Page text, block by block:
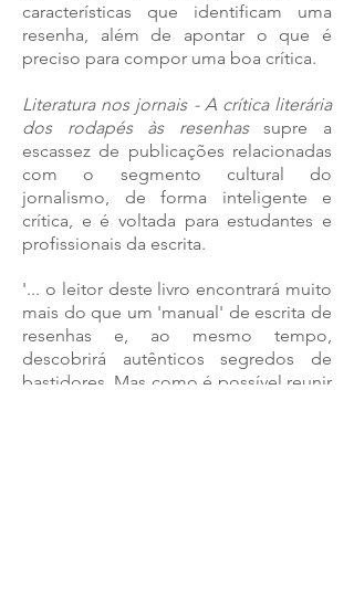
características que identificam uma
resenha, além de apontar o que é
preciso para compor uma boa crítica.
Literatura nos jornais - A crítica literária
dos rodapés às resenhassupre a
escassez de publicações relacionadas
com o segmento cultural do
jornalismo, de forma inteligente e
crítica, e é voltada para estudantes e
profissionais da escrita.
'... o leitor deste livro encontrará muito
mais do que um 'manual' de escrita de
resenhas e, ao mesmo tempo,
descobrirá autênticos segredos de
bastidores. Mas como é possível reunir